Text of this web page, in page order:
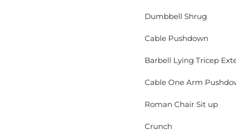
Dumbbell Shrug
Cable Pushdown
Barbell Lying Tricep
Cable One Arm
Roman Chair Sit up
Crunch